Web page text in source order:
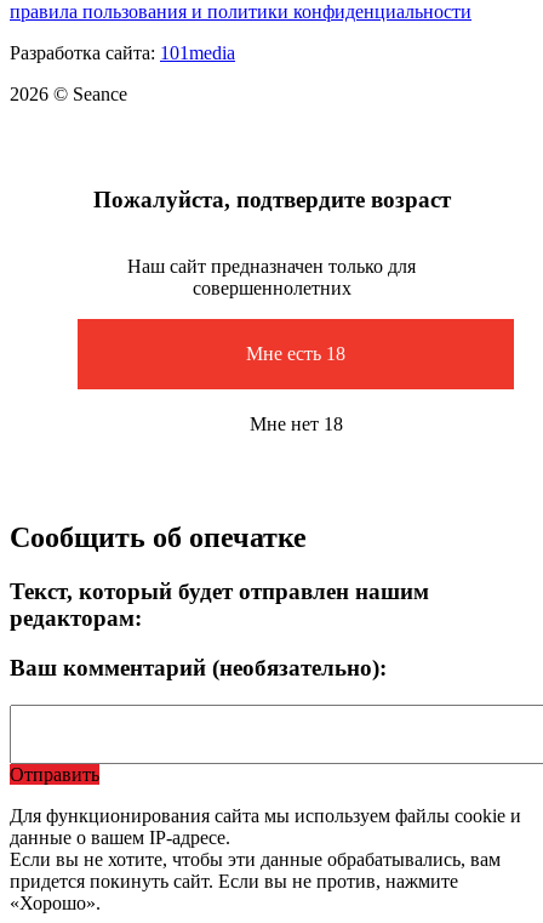
правила пользования и политики конфиденциальности
Разработка сайта: 101media
2026 © Seance
Пожалуйста, подтвердите возраст
Наш сайт предназначен только для
совершеннолетних
Мне есть 18
Мне нет 18
Сообщить об опечатке
Текст, который будет отправлен нашим
редакторам:
Ваш комментарий (необязательно):
Отправить
Для функционирования сайта мы используем файлы cookie и
данные о вашем IP-адресе.
Если вы не хотите, чтобы эти данные обрабатывались, вам
придется покинуть сайт. Если вы не против, нажмите
«Хорошо».